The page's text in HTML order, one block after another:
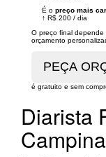
É o preço mais
↑ R$ 200 / dia
O preço final depende
orçamento
é gratuito e sem
Diarista